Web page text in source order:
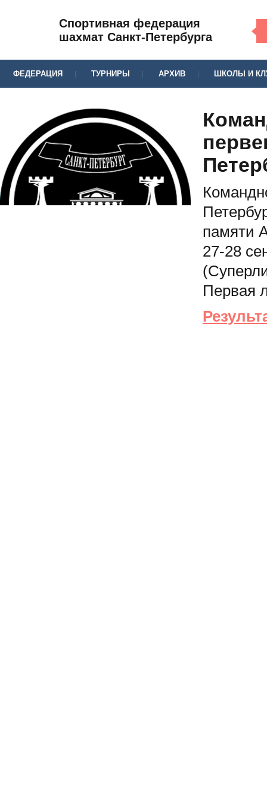
Спортивная федерация
шахмат Санкт-Петербурга
ФЕДЕРАЦИЯ ТУРНИРЫ АРХИВ ШКОЛЫ И
памяти
27-28
Первая